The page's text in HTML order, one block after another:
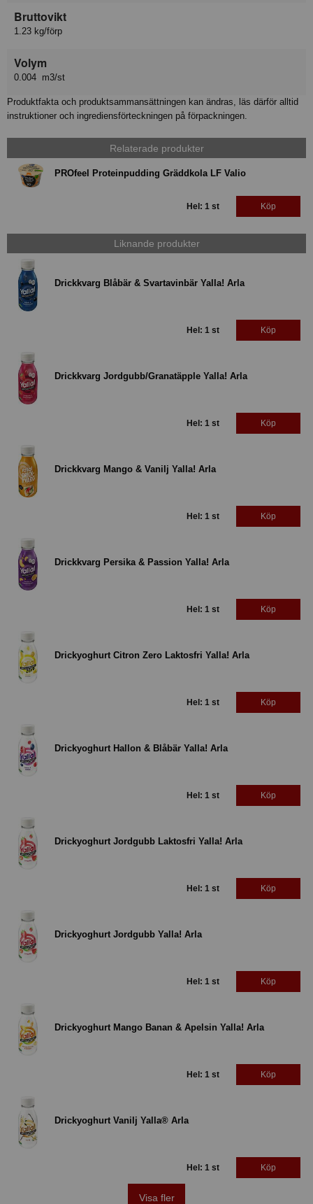
Bruttovikt
1.23 kg/förp
Volym
0.004 m3/st
Produktfakta och produktsammansättningen kan ändras, läs därför alltid
instruktioner och ingrediensförteckningen på förpackningen.
Relaterade produkter
PROfeel Proteinpudding Gräddkola LF Valio
Hel: 1 st Köp
Liknande produkter
Drickkvarg Blåbär & Svartavinbär Yalla! Arla
Hel: 1 st Köp
Drickkvarg Jordgubb/Granatäpple Yalla! Arla
Hel: 1 st Köp
Drickkvarg Mango & Vanilj Yalla! Arla
Hel: 1 st Köp
Drickkvarg Persika & Passion Yalla! Arla
Hel: 1 st Köp
Drickyoghurt Citron Zero Laktosfri Yalla! Arla
Hel: 1 st Köp
Drickyoghurt Hallon & Blåbär Yalla! Arla
Hel: 1 st Köp
Drickyoghurt Jordgubb Laktosfri Yalla! Arla
Hel: 1 st Köp
Drickyoghurt Jordgubb Yalla! Arla
Hel: 1 st Köp
Drickyoghurt Mango Banan & Apelsin Yalla! Arla
Hel: 1 st Köp
Drickyoghurt Vanilj Yalla® Arla
Hel: 1 st Köp
Visa fler